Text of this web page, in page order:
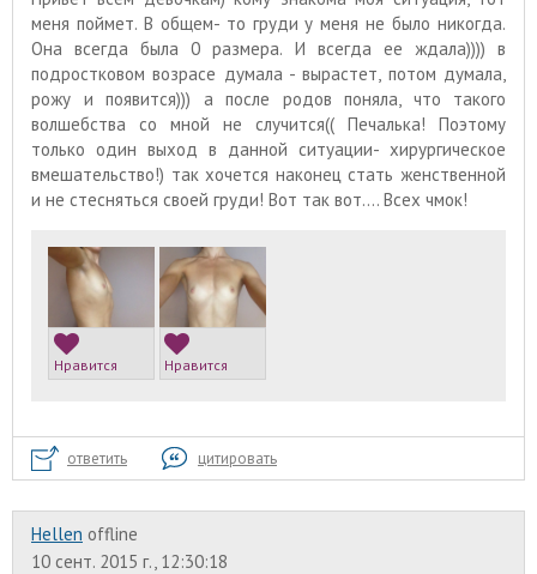
меня поймет. В общем- то груди у меня не было никогда.
Она всегда была 0 размера. И всегда ее ждала)))) в
подростковом возрасе думала - вырастет, потом думала,
рожу и появится))) а после родов поняла, что такого
волшебства со мной не случится(( Печалька! Поэтому
только один выход в данной ситуации- хирургическое
вмешательство!) так хочется наконец стать женственной
и не стесняться своей груди! Вот так вот.... Всех чмок!
Нравится Нравится
ответить цитировать
Hellen offline
10 сент. 2015 г., 12:30:18